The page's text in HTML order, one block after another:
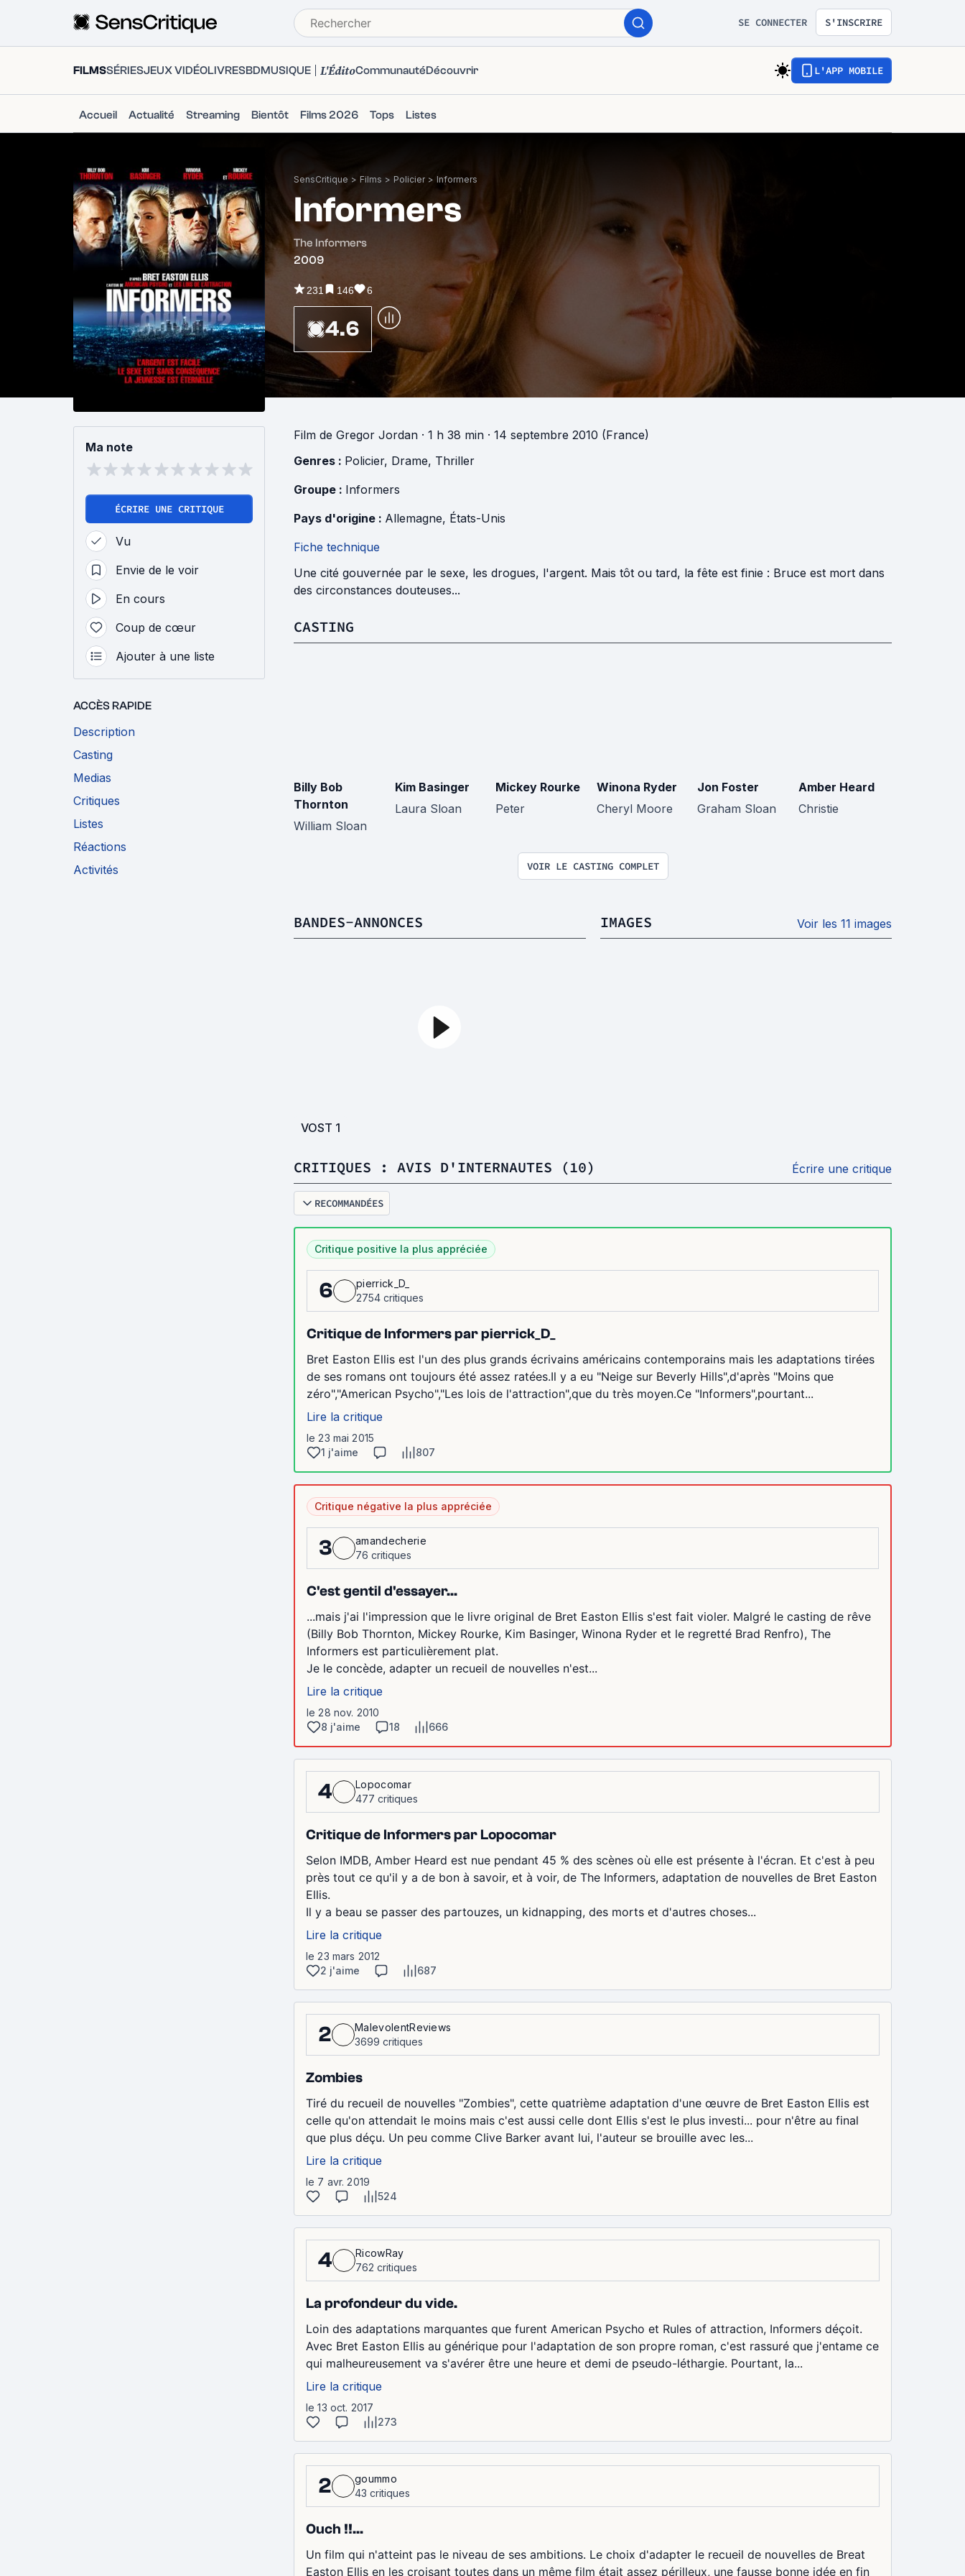
SE CONNECTER S'INSCRIRE
FILMSSÉRIESJEUX VIDÉOLIVRESBDMUSIQUE L'ÉditoCommunautéDécouvrir L'APP MOBILE
Accueil Actualité Streaming Bientôt Films 2026 Tops Listes
SensCritique > Films > Policier > Informers
Informers
The Informers
2009
231 146 6
4.6
Ma note
ÉCRIRE UNE CRITIQUE
Vu
Envie de le voir
En cours
Coup de cœur
Ajouter à une liste
ACCÈS RAPIDE
Description
Casting
Medias
Critiques
Listes
Réactions
Activités
Film de Gregor Jordan · 1 h 38 min · 14 septembre 2010 (France)
Genres : Policier, Drame, Thriller
Groupe : Informers
Pays d'origine : Allemagne, États-Unis
Fiche technique
Une cité gouvernée par le sexe, les drogues, l'argent. Mais tôt ou tard, la fête est finie : Bruce est mort dans
des circonstances douteuses...
CASTING
Billy Bob
Thornton
William Sloan
Kim Basinger
Laura Sloan
Mickey Rourke
Peter
Winona Ryder
Cheryl Moore
Jon Foster
Graham Sloan
Amber Heard
Christie
VOIR LE CASTING COMPLET
BANDES-ANNONCES
VOST 1
IMAGES Voir les 11 images
CRITIQUES : AVIS D'INTERNAUTES (10) Écrire une critique
RECOMMANDÉES
Critique positive la plus appréciée
6
pierrick_D_
2754 critiques
Critique de Informers par pierrick_D_
Bret Easton Ellis est l'un des plus grands écrivains américains contemporains mais les adaptations tirées
de ses romans ont toujours été assez ratées.Il y a eu "Neige sur Beverly Hills",d'après "Moins que
zéro","American Psycho","Les lois de l'attraction",que du très moyen.Ce "Informers",pourtant...
Lire la critique
le 23 mai 2015
1 j'aime
807
Critique négative la plus appréciée
3
amandecherie
76 critiques
C'est gentil d'essayer...
...mais j'ai l'impression que le livre original de Bret Easton Ellis s'est fait violer. Malgré le casting de rêve
(Billy Bob Thornton, Mickey Rourke, Kim Basinger, Winona Ryder et le regretté Brad Renfro), The
Informers est particulièrement plat.
Je le concède, adapter un recueil de nouvelles n'est...
Lire la critique
le 28 nov. 2010
8 j'aime
18 666
4
Lopocomar
477 critiques
Critique de Informers par Lopocomar
Selon IMDB, Amber Heard est nue pendant 45 % des scènes où elle est présente à l'écran. Et c'est à peu
près tout ce qu'il y a de bon à savoir, et à voir, de The Informers, adaptation de nouvelles de Bret Easton
Ellis.
Il y a beau se passer des partouzes, un kidnapping, des morts et d'autres choses...
Lire la critique
le 23 mars 2012
2 j'aime
687
2
MalevolentReviews
3699 critiques
Zombies
Tiré du recueil de nouvelles "Zombies", cette quatrième adaptation d'une œuvre de Bret Easton Ellis est
celle qu'on attendait le moins mais c'est aussi celle dont Ellis s'est le plus investi... pour n'être au final
que plus déçu. Un peu comme Clive Barker avant lui, l'auteur se brouille avec les...
Lire la critique
le 7 avr. 2019
524
4
RicowRay
762 critiques
La profondeur du vide.
Loin des adaptations marquantes que furent American Psycho et Rules of attraction, Informers déçoit.
Avec Bret Easton Ellis au générique pour l'adaptation de son propre roman, c'est rassuré que j'entame ce
qui malheureusement va s'avérer être une heure et demi de pseudo-léthargie. Pourtant, la...
Lire la critique
le 13 oct. 2017
273
2
goummo
43 critiques
Ouch !!...
Un film qui n'atteint pas le niveau de ses ambitions. Le choix d'adapter le recueil de nouvelles de Breat
Easton Ellis en les croisant toutes dans un même film était assez périlleux, une fausse bonne idée en fin